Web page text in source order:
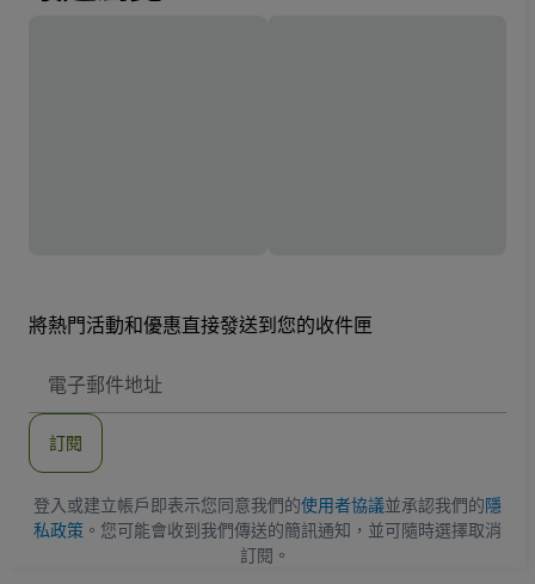
將熱門活動和優惠直接發送到您的收件匣
子
地
訂閱
登入或建立帳戶即表示您同意我們的使用者協議並承認我們的隱
私政策 。您可能會收到我們傳送的簡訊通知，並可隨時選擇取消
訂閱。